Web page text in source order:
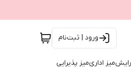
ورود | ثبت‌نام
میز اداریمیز پذیرایی